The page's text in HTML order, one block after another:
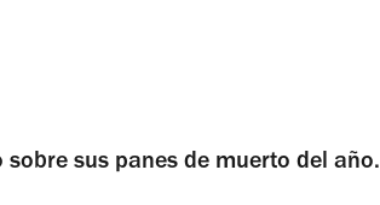
sus panes de muerto del año.